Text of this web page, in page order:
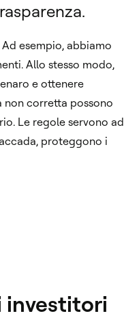
esempio, abbiamo
Allo stesso modo,
e ottenere
non corretta possono
Le regole servono ad
proteggono i
investitori